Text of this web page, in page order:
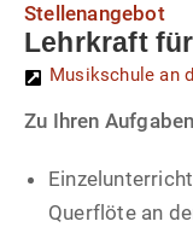
Stellenangebot
Lehrkraft
Musikschule an
Zu Ihren
Querflöte an